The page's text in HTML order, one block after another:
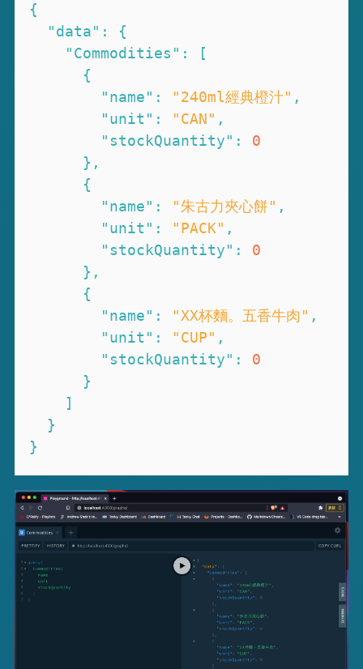
{
"data" :
{
"Commodities" :
[
{
"name" : "240ml經典橙汁" ,
"unit" : "CAN" ,
"stockQuantity" :
0
} ,
{
"name" : "朱古力夾心餅" ,
"unit" : "PACK" ,
"stockQuantity" :
0
} ,
{
"name" : "XX杯麵。五香牛肉" ,
"unit" : "CUP" ,
"stockQuantity" :
0
}
]
}
}